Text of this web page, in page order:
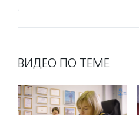
ВИДЕО ПО ТЕМЕ